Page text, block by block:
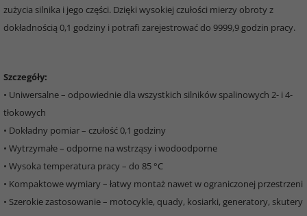
zużycia silnika i jego części. Dzięki wysokiej czułości mierzy obroty z
dokładnością 0,1 godziny i potrafi zarejestrować do 9999,9 godzin pracy.
Szczegóły:
• Uniwersalne – odpowiednie dla wszystkich silników spalinowych 2- i 4-
tłokowych
• Dokładny pomiar – czułość 0,1 godziny
• Wytrzymałe – odporne na wstrząsy i wodoodporne
• Wysoka temperatura pracy – do 85 °C
• Kompaktowe wymiary – łatwy montaż nawet w ograniczonej przestrzeni
• Szerokie zastosowanie – motocykle, quady, kosiarki, generatory, skutery